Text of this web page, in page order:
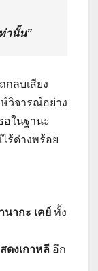
านั้น”
กลบเสียง
วิจารณ์อย่าง
ในฐานะ
ร้ด่างพร้อย
นากะ เคย์ ทั้ง
ดงเกาหลี อีก